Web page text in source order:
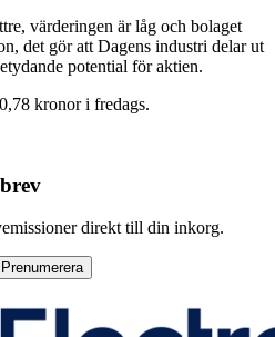
värderingen är låg och bolaget
det gör att Dagens industri delar ut
potential för aktien.
kronor i fredags.
direkt till din inkorg.
Prenumerera